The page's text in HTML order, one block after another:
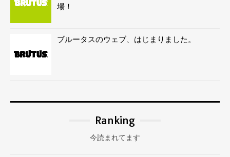
場！
ブルータスのウェブ、はじまりました。
Ranking
今読まれてます